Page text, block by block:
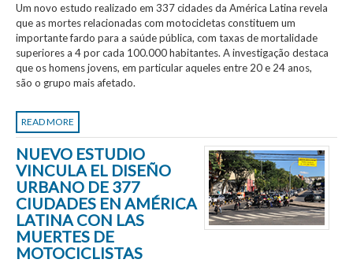
Um novo estudo realizado em 337 cidades da América Latina revela
que as mortes relacionadas com motocicletas constituem um
importante fardo para a saúde pública, com taxas de mortalidade
superiores a 4 por cada 100.000 habitantes. A investigação destaca
que os homens jovens, em particular aqueles entre 20 e 24 anos,
são o grupo mais afetado.
READ MORE
NUEVO ESTUDIO
VINCULA EL DISEÑO
URBANO DE 377
CIUDADES EN AMÉRICA
LATINA CON LAS
MUERTES DE
MOTOCICLISTAS